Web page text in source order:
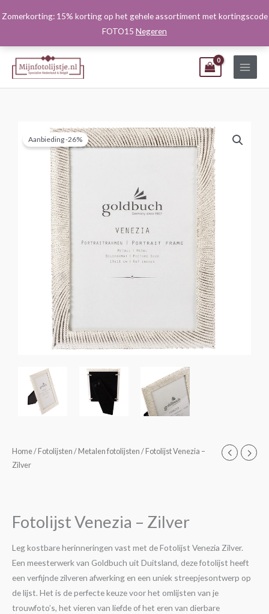
Zomerkorting: 15% korting op het gehele assortiment met kortingscode
FOTO15 Negeren
naar
Aanbieding -26%
Home/ Fotolijsten / Metalen fotolijsten / Fotolijst Venezia –
Zilver
Fotolijst Venezia – Zilver
Leg kostbare herinneringen vast met de Fotolijst Venezia Zilver.
Een meesterwerk van Goldbuch uit Duitsland, deze fotolijst heeft
een verfijnde zilveren afwerking en een uniek streepjesontwerp op
de lijst. Het is de perfecte keuze voor het omlijsten van je
trouwfoto’s, het vieren van liefde of het eren van dierbare
Oorspronkelijke
€26,95.
Huidige
€19,95.
Fotolijst
Venezia